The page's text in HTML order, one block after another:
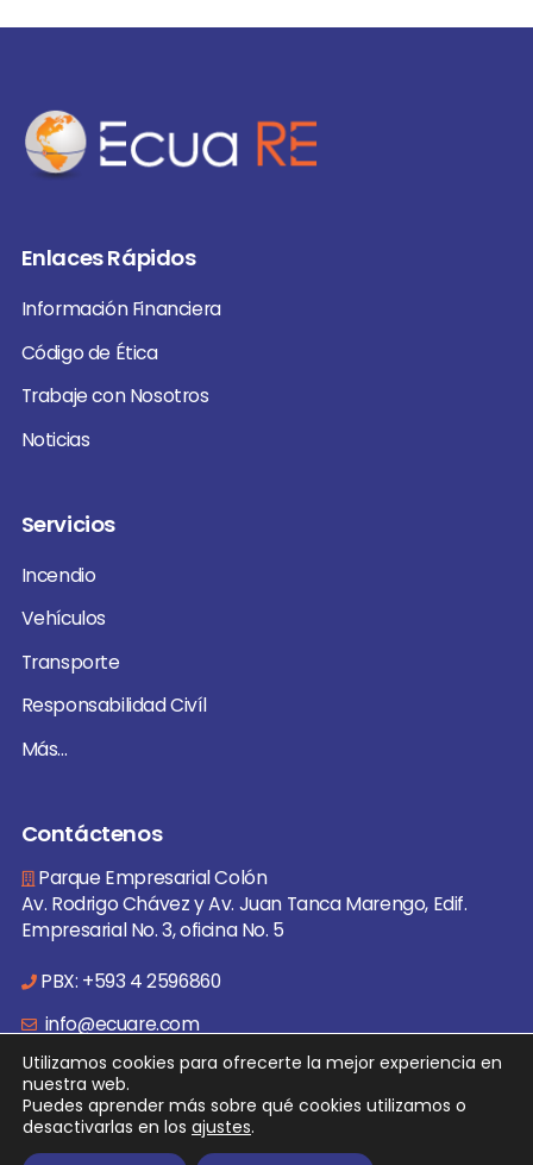
Enlaces Rápidos
Información Financiera
Código de Ética
Trabaje con Nosotros
Noticias
Servicios
Incendio
Vehículos
Transporte
Responsabilidad Civíl
Más...
Contáctenos
Parque Empresarial Colón
Av. Rodrigo Chávez y Av. Juan Tanca Marengo, Edif.
Empresarial No. 3, oficina No. 5
PBX: +593 4 2596860
info@ecuare.com
© 2026 EcuaRe Todos los derechos reservados. | Desarrollado
por:JorliGroup
Utilizamos cookies para ofrecerte la mejor experiencia en
nuestra web.
Puedes aprender más sobre qué cookies utilizamos o
desactivarlas en los ajustes.